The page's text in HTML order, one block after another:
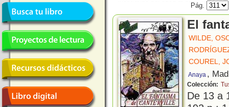
Pág.
El
WILDE,
COUREL,
Anaya ,
Colección:
De 13 a